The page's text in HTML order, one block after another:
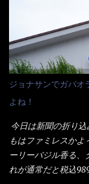
け、韮の葉の部分
うでしょう？ 見
イのHPを見ると・
ム製法で仕上げた、
の旨味に数種類の唐
れた醤油ベースのス
することに風味と
全体に馴染ませる
ないかぁ～ モヤシ
りづらい！（緑豆
だよ） それに細ス
韮の緑と卵の黄色も
ブン皿で焼いて、
をよーく見たら表
た・・・チーズに焦
ことをオススメしま
ろう） 早速タバス
いよ！ 久しぶりだ
感・・・懐かしい～
みたら、これが凄
当たりだね） 今回
味しさとダイソー
度認識できました。
ジョナサンでガパ
よね！
今日は新聞の折り
もはファミレスか
ーリーバジル香る、
れが通常だと税込